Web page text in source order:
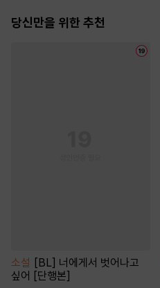
당신만을 위한 추천
소설 [BL] 너에게서 벗어나고
싶어 [단행본]